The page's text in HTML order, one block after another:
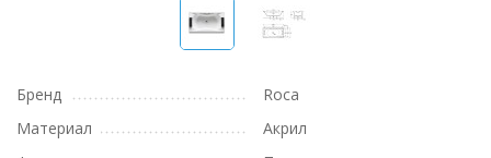
Бренд
Roca
Материал
Акрил